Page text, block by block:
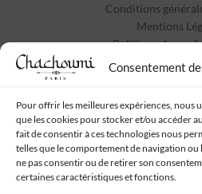
Consentement
Pour offrir les meilleures expériences, nous
que les cookies pour stocker et/ou accéder
fait de consentir à ces technologies nous
telles que le comportement de navigation ou
ne pas consentir ou de retirer son
certaines caractéristiques et fonctions.
Conditions
Mentions
Politique de
Contact
Suivez-